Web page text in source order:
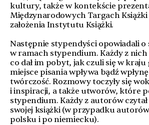
kultury, także w kontekście
Międzynarodowych Targach
założenia Instytutu Książki.
Następnie stypendyści opowiadali
w ramach stypendium. Każdy z nich
co dał im pobyt, jak czuli się w kraju
miejsce pisania wpływa bądź
twórczość. Rozmowy toczyły się
i inspiracji, a także utworów, które
stypendium. Każdy z autorów
swojej książki (w przypadku
polsku i po niemiecku).